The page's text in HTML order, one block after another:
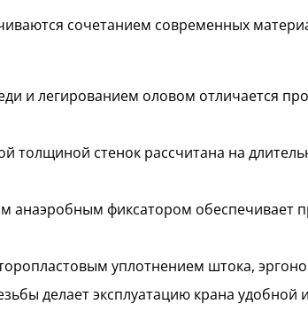
сочетанием современных
и легированием оловом отличается
толщиной стенок рассчитана на
анаэробным фиксатором обеспечивает
уплотнением штока,
делает эксплуатацию крана удобной